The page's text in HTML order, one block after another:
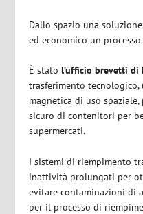
Dallo spazio una
ed economico un
È statol’ufficio brevetti di
trasferimento
magnetica di uso
sicuro di contenitori per
supermercati.
I sistemi di riempimento
inattività prolungati per
evitare contaminazioni di
per il processo di